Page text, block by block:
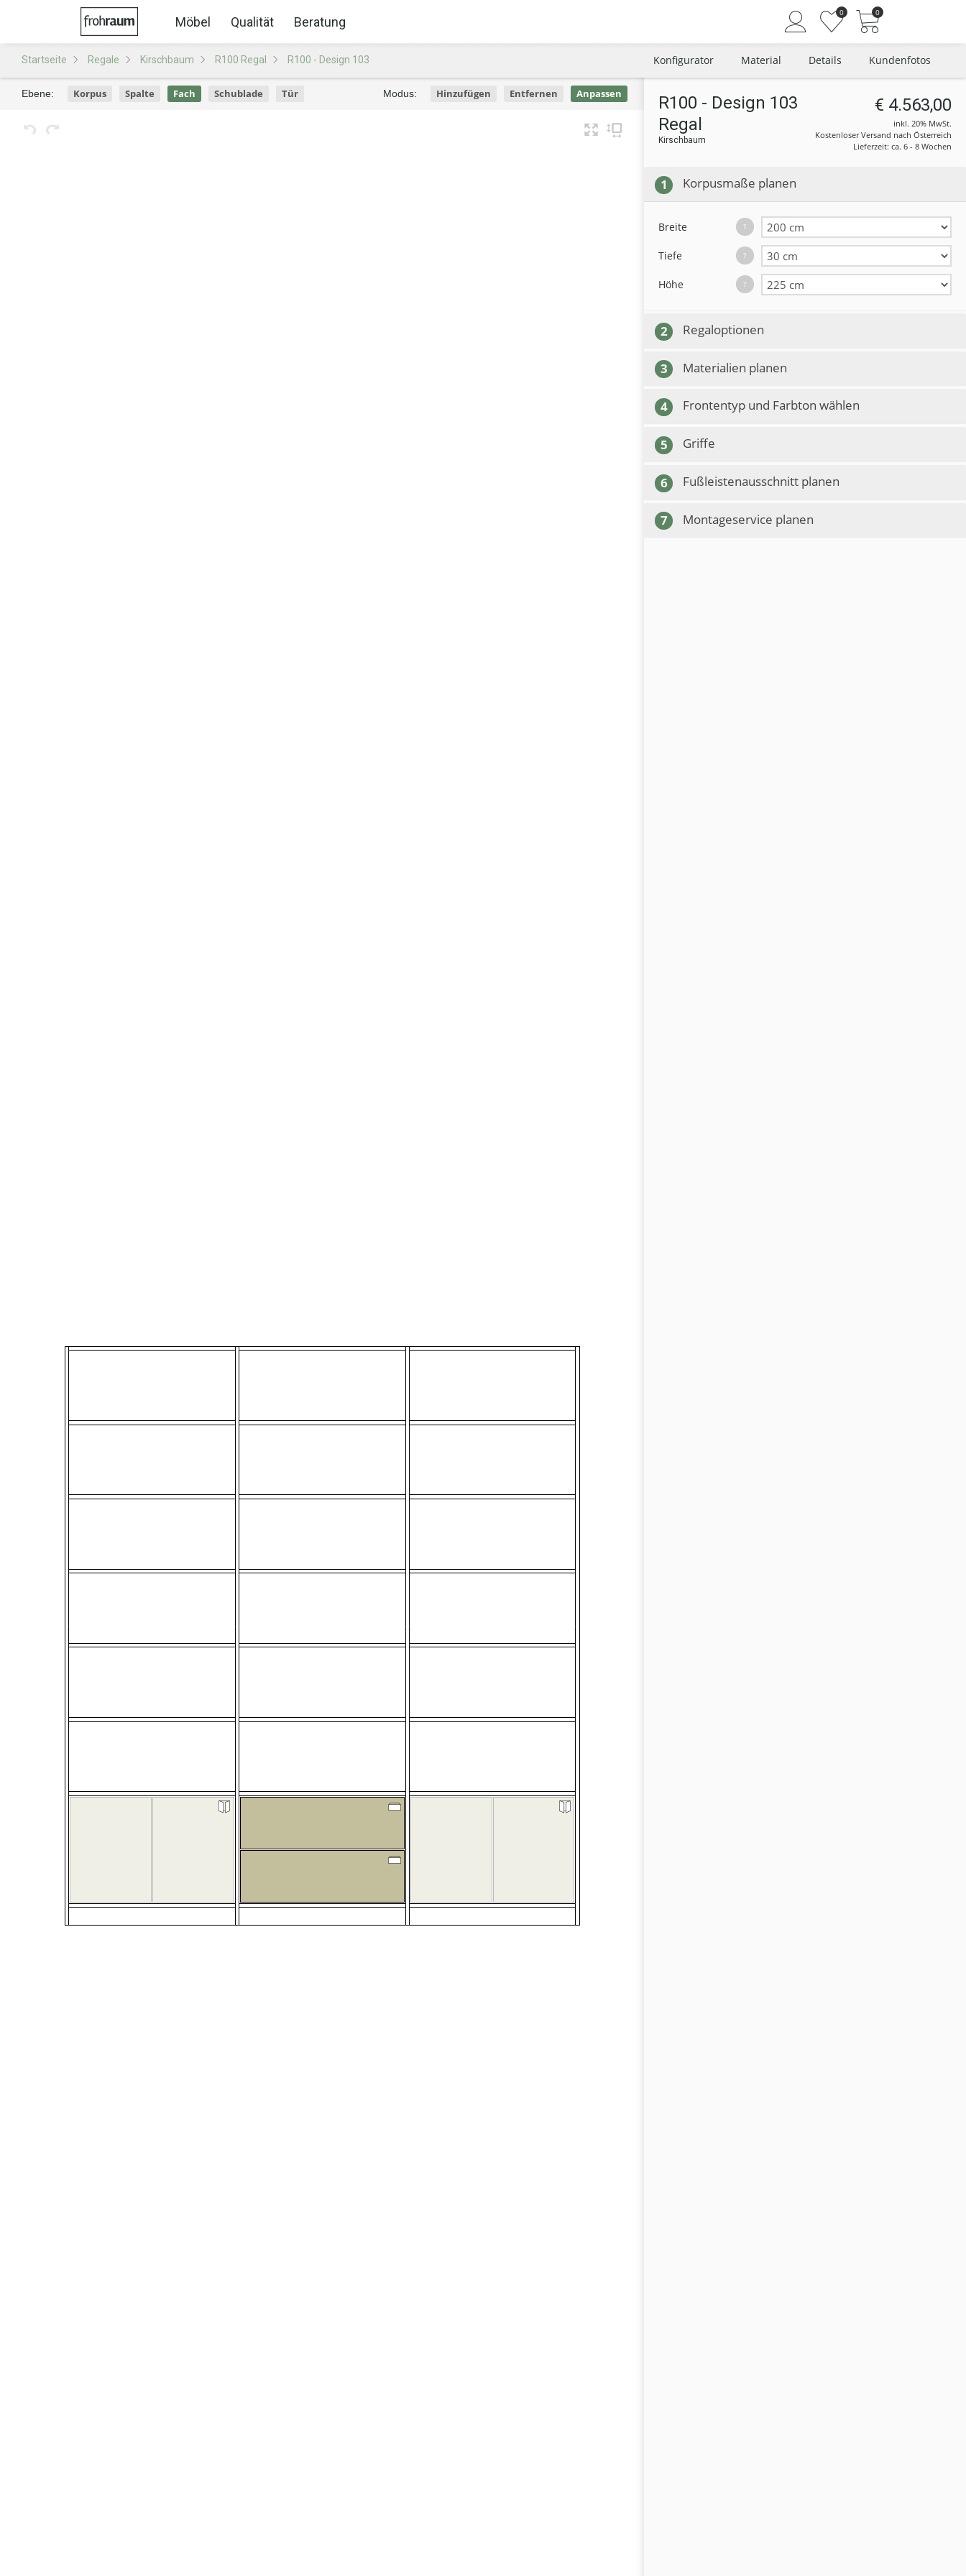
Möbel Qualität Beratung
Passwort vergessen?
0 0
Startseite Regale Kirschbaum R100 Regal R100 - Design 103 Konfigurator Material Details Kundenfotos
Ebene: Korpus Spalte Fach Schublade Tür Modus: Hinzufügen Entfernen Anpassen
R100 - Design 103
Regal
Kirschbaum
€ 4.563,00
inkl. 20% MwSt.
Kostenloser Versand nach Österreich
Lieferzeit: ca. 6 - 8 Wochen
1 Korpusmaße planen
Breite ?
Tiefe ?
Höhe ?
2 Regaloptionen
3 Materialien planen
4 Frontentyp und Farbton wählen
5 Griffe
6 Fußleistenausschnitt planen
7 Montageservice planen